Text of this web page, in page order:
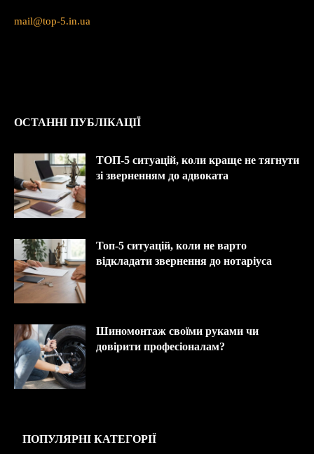
mail@top-5.in.ua
ОСТАННІ ПУБЛІКАЦІЇ
ТОП-5 ситуацій, коли краще не тягнути
зі зверненням до адвоката
Топ-5 ситуацій, коли не варто
відкладати звернення до нотаріуса
Шиномонтаж своїми руками чи
довірити професіоналам?
ПОПУЛЯРНІ КАТЕГОРІЇ